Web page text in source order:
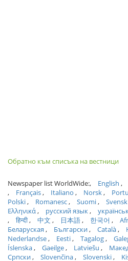
Обратно към списъка на вестници
Newspaper list WorldWide: English
Français
Italiano Norsk
Polski
Romanesc Suomi Svensk
Ελληνικά
русский язык
हिन्दी
中文 日本語 한국어
Беларуская
Български Català
Nederlandse
Eesti Tagalog
Íslenska
Gaeilge Latviešu
Српски
Slovenčina Slovenski